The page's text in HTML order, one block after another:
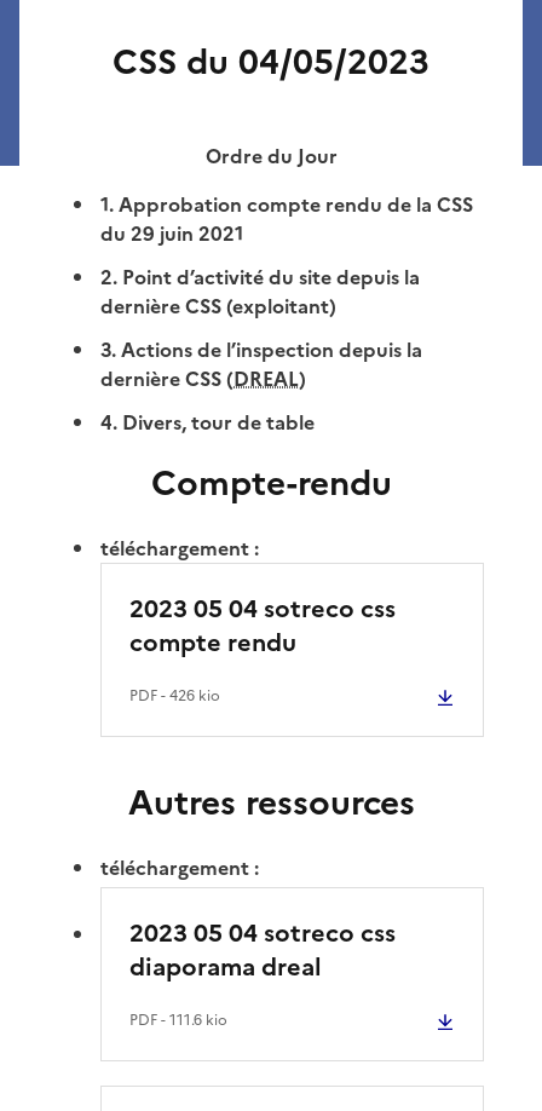
CSS du 04/05/2023
Ordre du Jour
1. Approbation compte rendu de la CSS
du 29 juin 2021
2. Point d’activité du site depuis la
dernière CSS (exploitant)
3. Actions de l’inspection depuis la
dernière CSS (DREAL)
4. Divers, tour de table
Compte-rendu
téléchargement :
2023 05 04 sotreco css
compte rendu
PDF- 426 kio
Autres ressources
téléchargement :
2023 05 04 sotreco css
diaporama dreal
PDF- 111.6 kio